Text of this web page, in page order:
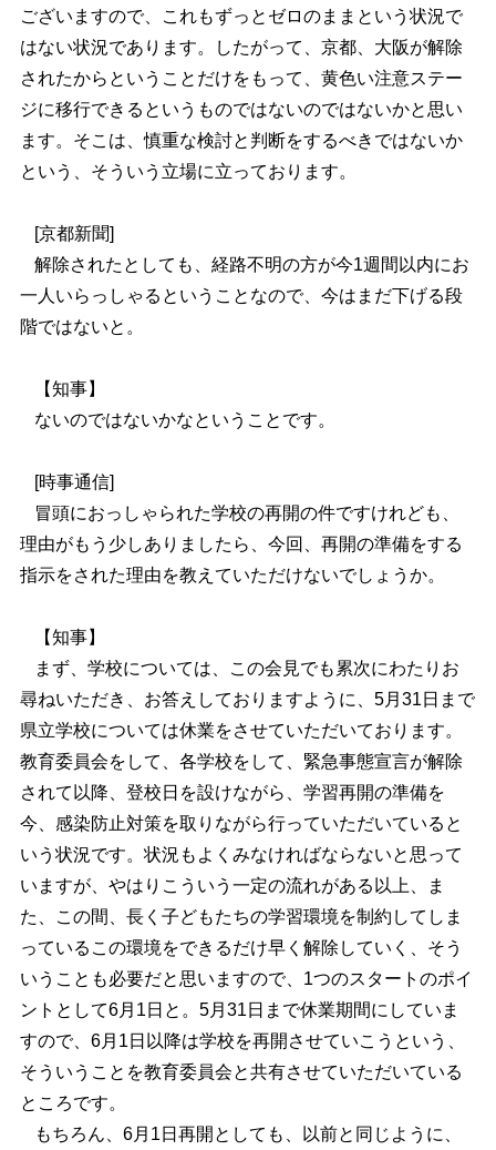
ございますので、これもずっとゼロのままという状況で
はない状況であります。したがって、京都、大阪が解除
されたからということだけをもって、黄色い注意ステー
ジに移行できるというものではないのではないかと思い
ます。そこは、慎重な検討と判断をするべきではないか
という、そういう立場に立っております。
[京都新聞]
解除されたとしても、経路不明の方が今1週間以内にお
一人いらっしゃるということなので、今はまだ下げる段
階ではないと。
【知事】
ないのではないかなということです。
[時事通信]
冒頭におっしゃられた学校の再開の件ですけれども、
理由がもう少しありましたら、今回、再開の準備をする
指示をされた理由を教えていただけないでしょうか。
【知事】
まず、学校については、この会見でも累次にわたりお
尋ねいただき、お答えしておりますように、5月31日まで
県立学校については休業をさせていただいております。
教育委員会をして、各学校をして、緊急事態宣言が解除
されて以降、登校日を設けながら、学習再開の準備を
今、感染防止対策を取りながら行っていただいていると
いう状況です。状況もよくみなければならないと思って
いますが、やはりこういう一定の流れがある以上、ま
た、この間、長く子どもたちの学習環境を制約してしま
っているこの環境をできるだけ早く解除していく、そう
いうことも必要だと思いますので、1つのスタートのポイ
ントとして6月1日と。5月31日まで休業期間にしていま
すので、6月1日以降は学校を再開させていこうという、
そういうことを教育委員会と共有させていただいている
ところです。
もちろん、6月1日再開としても、以前と同じように、